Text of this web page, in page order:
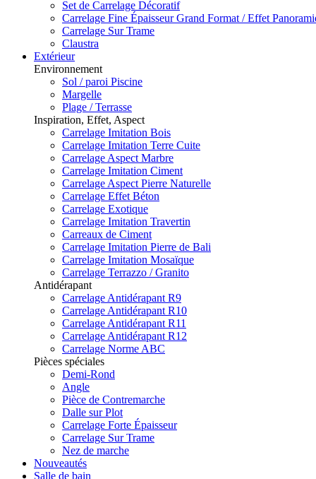
Set de Carrelage Décoratif
Carrelage Fine Épaisseur Grand Format / Effet
Carrelage Sur Trame
Claustra
Extérieur
Environnement
Sol / paroi Piscine
Margelle
Plage / Terrasse
Inspiration, Effet, Aspect
Carrelage Imitation Bois
Carrelage Imitation Terre Cuite
Carrelage Aspect Marbre
Carrelage Imitation Ciment
Carrelage Aspect Pierre Naturelle
Carrelage Effet Béton
Carrelage Exotique
Carrelage Imitation Travertin
Carreaux de Ciment
Carrelage Imitation Pierre de Bali
Carrelage Imitation Mosaïque
Carrelage Terrazzo / Granito
Antidérapant
Carrelage Antidérapant R9
Carrelage Antidérapant R10
Carrelage Antidérapant R11
Carrelage Antidérapant R12
Carrelage Norme ABC
Pièces spéciales
Demi-Rond
Angle
Pièce de Contremarche
Dalle sur Plot
Carrelage Forte Épaisseur
Carrelage Sur Trame
Nez de marche
Nouveautés
Salle de bain